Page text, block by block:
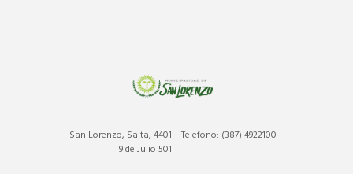
Telefono: (387) 4922100
San Lorenzo, Salta, 4401
9 de Julio 501